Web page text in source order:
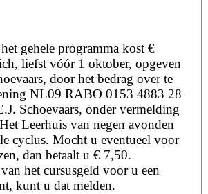
gehele programma kost €
liefst vóór 1 oktober, opgeven
door het bedrag over te
NL09 RABO 0153 4883 28
Schoevaars, onder vermelding
Leerhuis van negen avonden
cyclus. Mocht u eventueel voor
dan betaalt u € 7,50.
het cursusgeld voor u een
kunt u dat melden.